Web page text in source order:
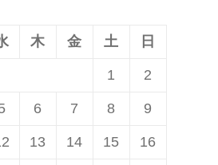
木 金 土 日
1 2
6 7 8 9
13 14 15 16